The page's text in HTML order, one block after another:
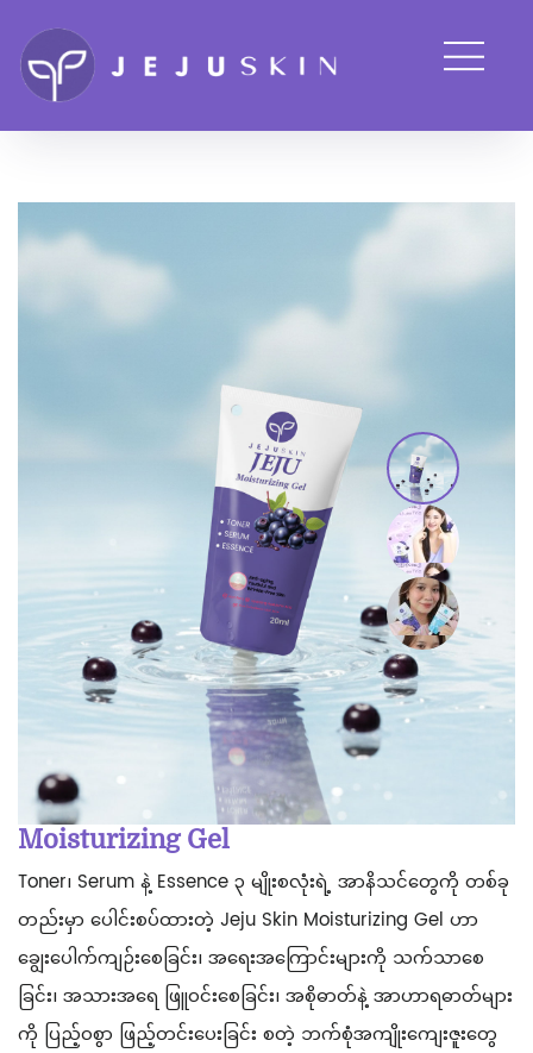
Moisturizing Gel
Toner၊ Serum နဲ့ Essence ၃ မျိုးစလုံးရဲ့ အာနိသင်တွေကို တစ်ခု
တည်းမှာ ပေါင်းစပ်ထားတဲ့ Jeju Skin Moisturizing Gel ဟာ
ချွေးပေါက်ကျဉ်းစေခြင်း၊ အရေးအကြောင်းများကို သက်သာစေ
ခြင်း၊ အသားအရေ ဖြူဝင်းစေခြင်း၊ အစိုဓာတ်နဲ့ အာဟာရဓာတ်များ
ကို ပြည့်ဝစွာ ဖြည့်တင်းပေးခြင်း စတဲ့ ဘက်စုံအကျိုးကျေးဇူးတွေ